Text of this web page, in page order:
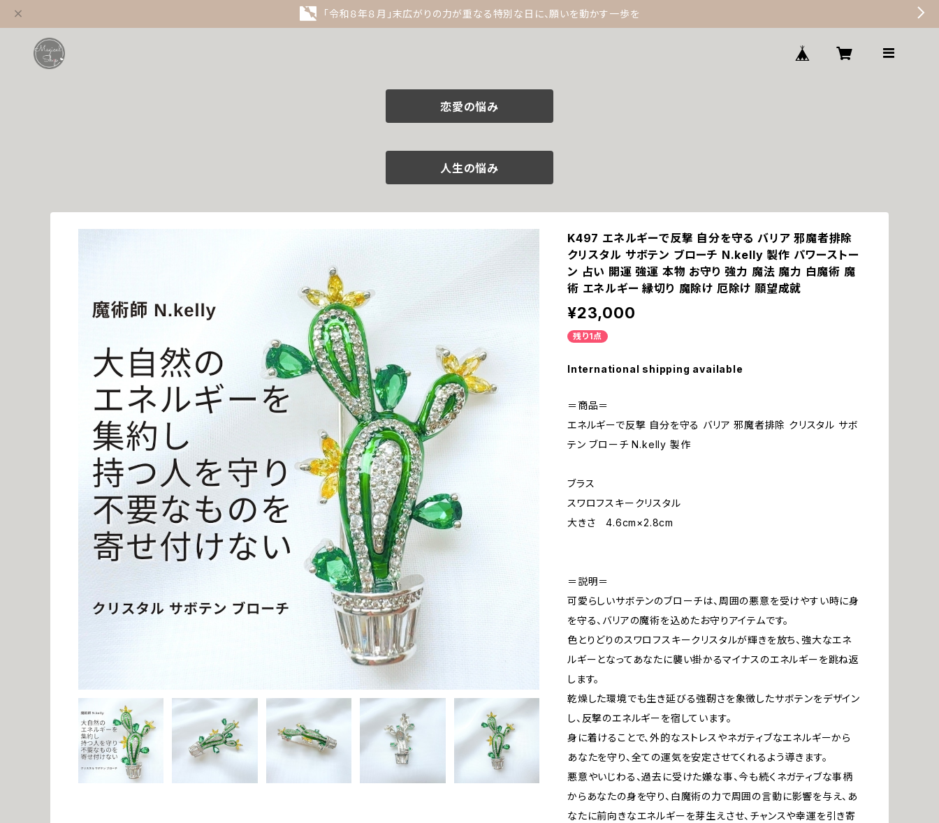
「令和８年８月」末広がりの力が重なる特別な日に、願いを動かす一歩を
恋愛の悩み
人生の悩み
K497 エネルギーで反撃 自分を守る バリア 邪魔者排除
クリスタル サボテン ブローチ N.kelly 製作 パワーストー
ン 占い 開運 強運 本物 お守り 強力 魔法 魔力 白魔術 魔
術 エネルギー 縁切り 魔除け 厄除け 願望成就
¥23,000
残り1点
International shipping available
＝商品＝
エネルギーで反撃 自分を守る バリア 邪魔者排除 クリスタル サボ
テン ブローチ N.kelly 製作
ブラス
スワロフスキークリスタル
大きさ 4.6cm×2.8cm
＝説明＝
可愛らしいサボテンのブローチは、周囲の悪意を受けやすい時に身
を守る、バリアの魔術を込めたお守りアイテムです。
色とりどりのスワロフスキークリスタルが輝きを放ち、強大なエネ
ルギーとなってあなたに襲い掛かるマイナスのエネルギーを跳ね返
します。
乾燥した環境でも生き延びる強靭さを象徴したサボテンをデザイン
し、反撃のエネルギーを宿しています。
身に着けることで、外的なストレスやネガティブなエネルギーから
あなたを守り、全ての運気を安定させてくれるよう導きます。
悪意やいじわる、過去に受けた嫌な事、今も続くネガティブな事柄
からあなたの身を守り、白魔術の力で周囲の言動に影響を与え、あ
なたに前向きなエネルギーを芽生えさせ、チャンスや幸運を引き寄